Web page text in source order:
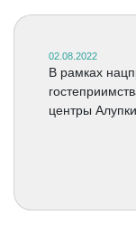
02.08.2022
В рамках
центры